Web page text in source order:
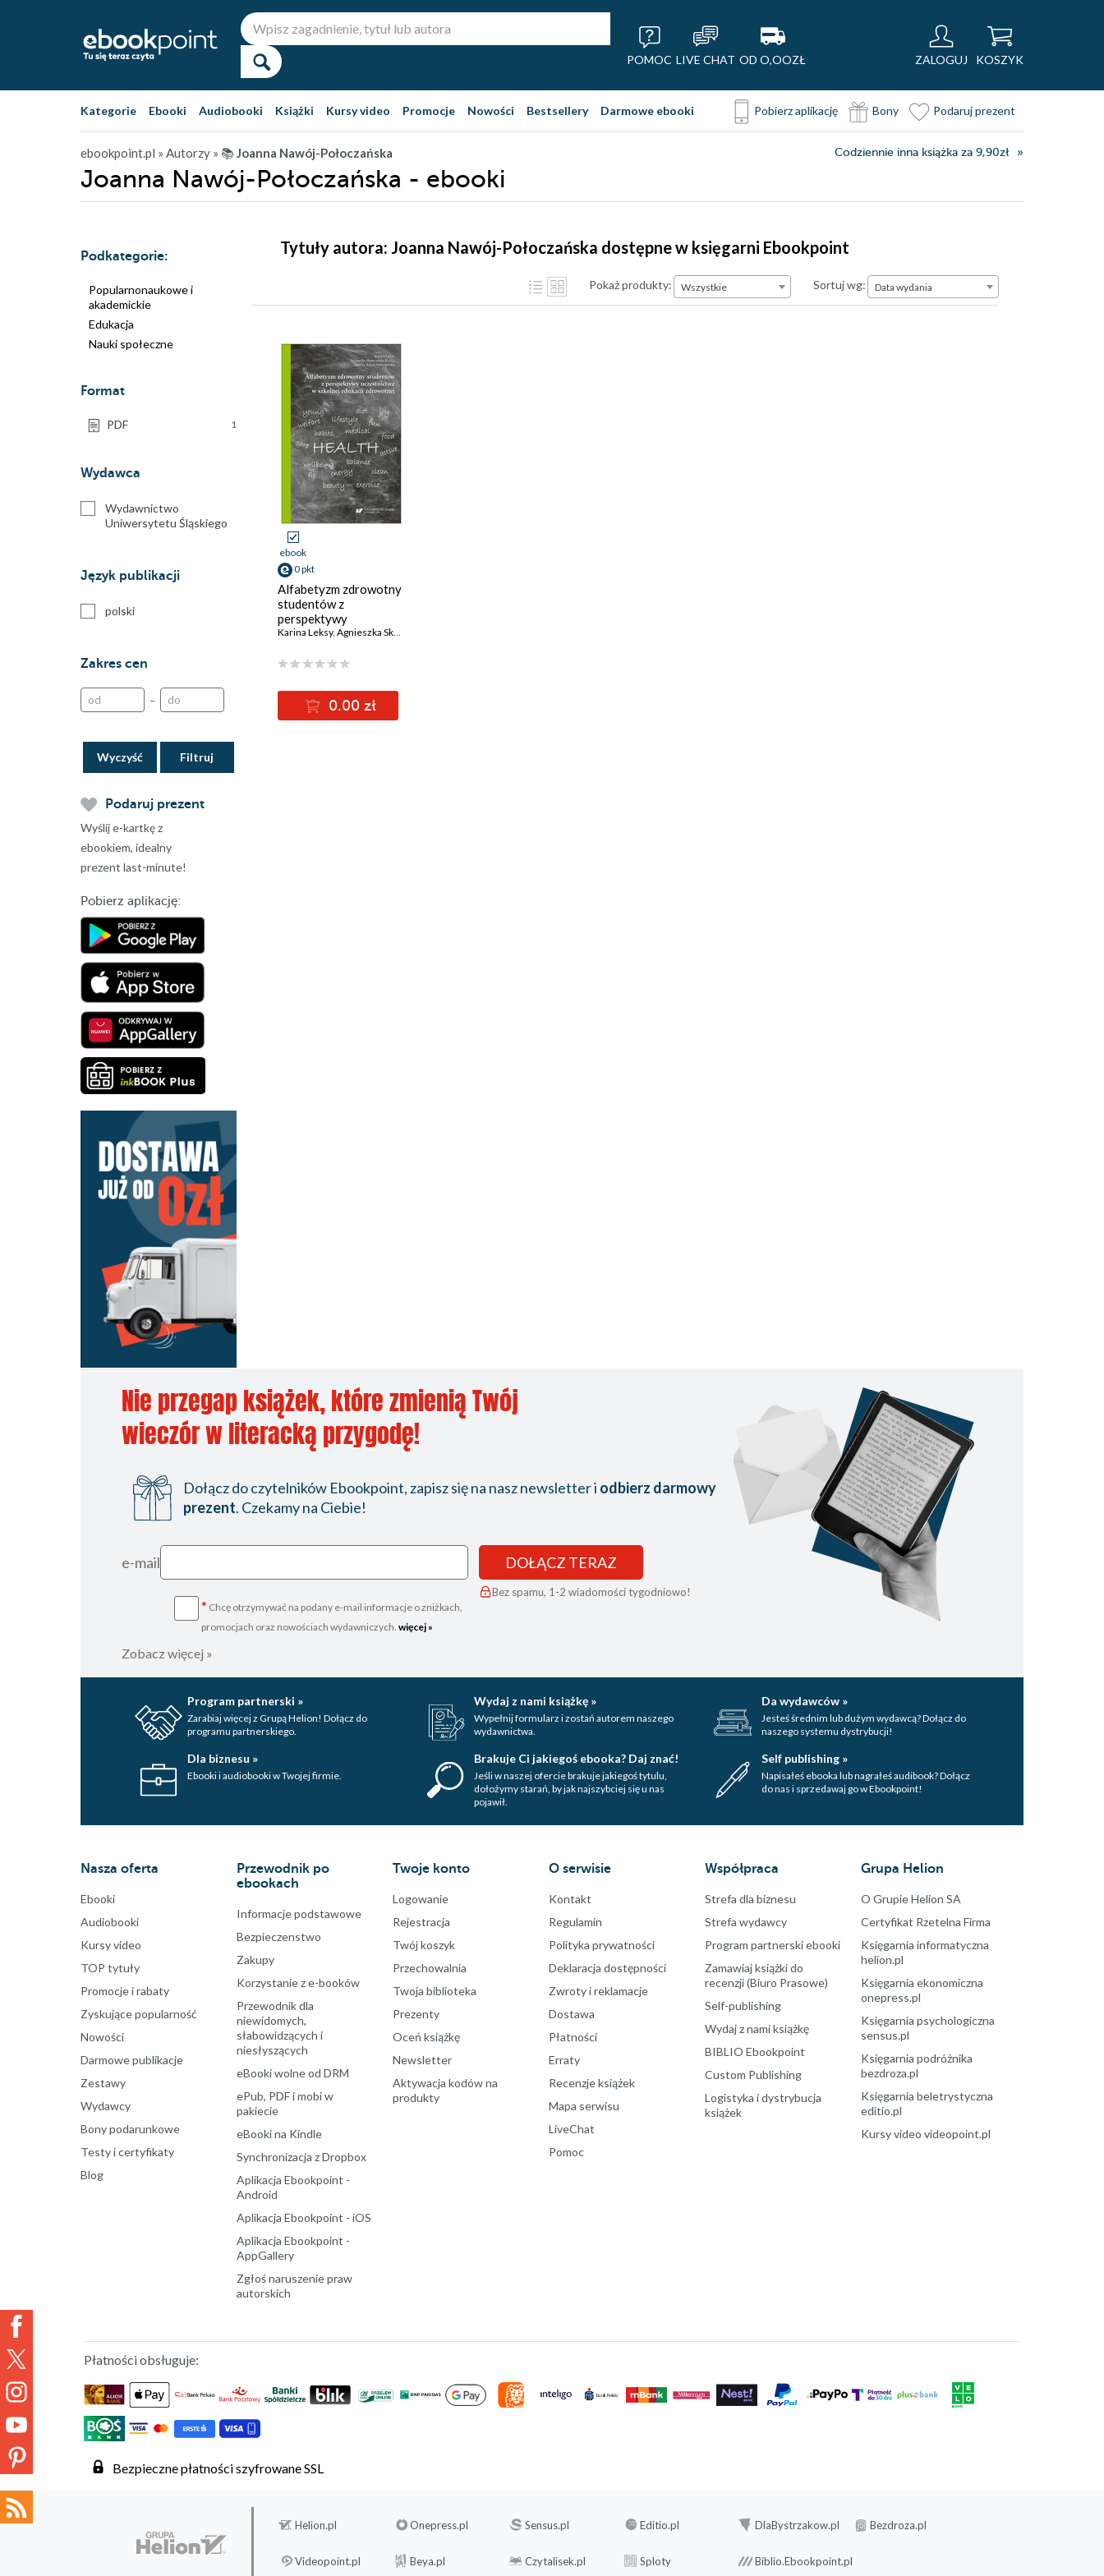
POMOC LIVE CHAT OD O,OOZŁ ZALOGUJ KOSZYK
Kategorie Ebooki Audiobooki Książki Kursy video Promocje Nowości Bestsellery Darmowe ebooki Pobierz aplikację Bony Podaruj prezent
ebookpoint.pl » Autorzy » 📚Joanna Nawój-Połoczańska Codziennie inna książka za 9,90zł
Joanna Nawój-Połoczańska - ebooki
Podkategorie:
Popularnonaukowe i
akademickie
Edukacja
Nauki społeczne
Format
PDF 1
Wydawca
Wydawnictwo
Uniwersytetu Śląskiego
Język publikacji
polski
Zakres cen
–
Wyczyść
Podaruj prezent
Wyślij e-kartkę z
ebookiem, idealny
prezent last-minute!
Pobierz aplikację:
Tytuły autora: Joanna Nawój-Połoczańska dostępne w księgarni Ebookpoint
Pokaż produkty: Wszystkie Sortuj wg:Data wydania
Data wydania
ebook
0 pkt
Alfabetyzm zdrowotny
studentów z
perspektywy
uczestnictwa w
zdrowotnej
Karina Leksy, Agnieszka Skowrońska-Pućka
0.00 zł
Nie przegap książek, które zmienią Twój
wieczór w literacką przygodę!
Dołącz do czytelników Ebookpoint, zapisz się na nasz newsletter i odbierz darmowy
prezent. Czekamy na Ciebie!
e-mail
* Chcę otrzymywać na podany e-mail informacje o zniżkach,
promocjach oraz nowościach wydawniczych. więcej »
DOŁĄCZ TERAZ
Bez spamu, 1-2 wiadomości tygodniowo!
Zobacz więcej »
Program partnerski »
Zarabiaj więcej z Grupą Helion! Dołącz do
programu partnerskiego.
Wydaj z nami książkę »
Wypełnij formularz i zostań autorem naszego
wydawnictwa.
Da wydawców »
Jesteś średnim lub dużym wydawcą? Dołącz do
naszego systemu dystrybucji!
Dla biznesu »
Ebooki i audiobooki w Twojej firmie.
Brakuje Ci jakiegoś ebooka? Daj znać!
Jeśli w naszej ofercie brakuje jakiegoś tytulu,
dołożymy starań, by jak najszybciej się u nas
pojawił.
Self publishing »
Napisałeś ebooka lub nagrałeś audibook? Dołącz
do nas i sprzedawaj go w Ebookpoint!
Nasza oferta
Ebooki
Audiobooki
Kursy video
TOP tytuły
Promocje i rabaty
Zyskujące popularność
Nowości
Darmowe publikacje
Zestawy
Wydawcy
Bony podarunkowe
Testy i certyfikaty
Blog
Przewodnik po
ebookach
Informacje podstawowe
Bezpieczenstwo
Zakupy
Korzystanie z e-booków
Przewodnik dla
niewidomych,
słabowidzących i
niesłyszących
eBooki wolne od DRM
ePub, PDF i mobi w
pakiecie
eBooki na Kindle
Synchronizacja z Dropbox
Aplikacja Ebookpoint -
Android
Aplikacja Ebookpoint - iOS
Aplikacja Ebookpoint -
AppGallery
Zgłoś naruszenie praw
autorskich
Twoje konto
Logowanie
Rejestracja
Twój koszyk
Przechowalnia
Twoja biblioteka
Prezenty
Oceń książkę
Newsletter
Aktywacja kodów na
produkty
O serwisie
Kontakt
Regulamin
Polityka prywatności
Deklaracja dostępności
Zwroty i reklamacje
Dostawa
Płatności
Erraty
Recenzje książek
Mapa serwisu
LiveChat
Pomoc
Współpraca
Strefa dla biznesu
Strefa wydawcy
Program partnerski ebooki
Zamawiaj książki do
recenzji (Biuro Prasowe)
Self-publishing
Wydaj z nami książkę
BIBLIO Ebookpoint
Custom Publishing
Logistyka i dystrybucja
książek
Grupa Helion
O Grupie Helion SA
Certyfikat Rzetelna Firma
Księgarnia informatyczna
helion.pl
Księgarnia ekonomiczna
onepress.pl
Księgarnia psychologiczna
sensus.pl
Księgarnia podróżnika
bezdroza.pl
Księgarnia beletrystyczna
editio.pl
Kursy video videopoint.pl
Płatności obsługuje:
Bezpieczne płatności szyfrowane SSL
Helion.pl Onepress.pl Sensus.pl Editio.pl DlaBystrzakow.pl Bezdroza.pl
Videopoint.pl Beya.pl Czytalisek.pl Sploty Biblio.Ebookpoint.pl